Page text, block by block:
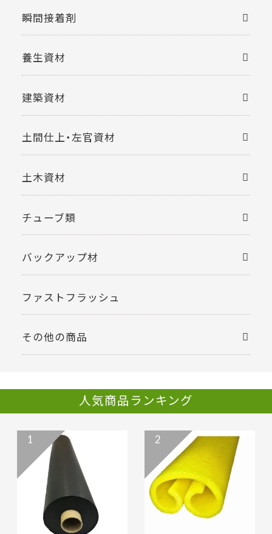
瞬間接着剤
養生資材
建築資材
土間仕上・左官資材
土木資材
チューブ類
バックアップ材
ファストフラッシュ
その他の商品
人気商品ランキング
1 2